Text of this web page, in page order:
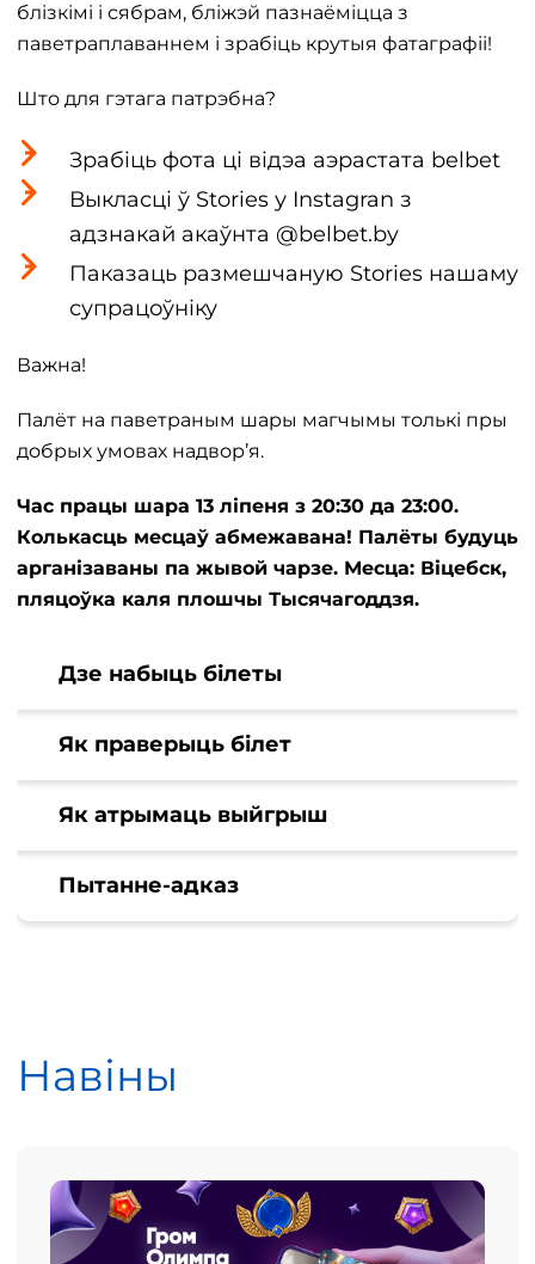
блізкімі і сябрам, бліжэй пазнаёміцца ​​з
паветраплаваннем і зрабіць крутыя фатаграфіі!
Што для гэтага патрэбна?
Зрабіць фота ці відэа аэрастата belbet
Выкласці ў Stories у Instagran з
адзнакай акаўнта @belbet.by
Паказаць размешчаную Stories нашаму
супрацоўніку
Важна!
Палёт на паветраным шары магчымы толькі пры
добрых умовах надвор’я.
Час працы шара 13 ліпеня з 20:30 да 23:00.
Колькасць месцаў абмежавана! Палёты будуць
арганізаваны па жывой чарзе. Месца: Віцебск,
пляцоўка каля плошчы Тысячагоддзя.
Дзе набыць білеты
Як праверыць білет
Як атрымаць выйгрыш
Пытанне-адказ
Навіны